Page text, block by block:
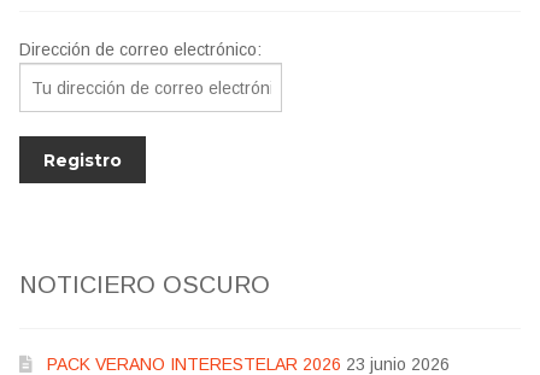
Dirección de correo electrónico:
NOTICIERO OSCURO
PACK VERANO INTERESTELAR 2026 23 junio 2026